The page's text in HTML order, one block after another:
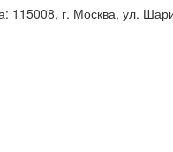
115008, г. Москва, ул.